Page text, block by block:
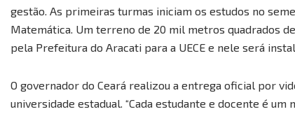
gestão. As primeiras turmas iniciam os estudos no
Matemática. Um terreno de 20 mil metros quadrados
pela Prefeitura do Aracati para a UECE e nele será
O governador do Ceará realizou a entrega oficial por
universidade estadual. “Cada estudante e docente é